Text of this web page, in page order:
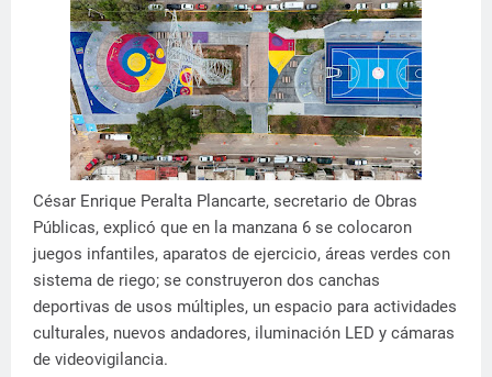
César Enrique Peralta Plancarte, secretario de Obras
Públicas, explicó que en la manzana 6 se colocaron
juegos infantiles, aparatos de ejercicio, áreas verdes con
sistema de riego; se construyeron dos canchas
deportivas de usos múltiples, un espacio para actividades
culturales, nuevos andadores, iluminación LED y cámaras
de videovigilancia.